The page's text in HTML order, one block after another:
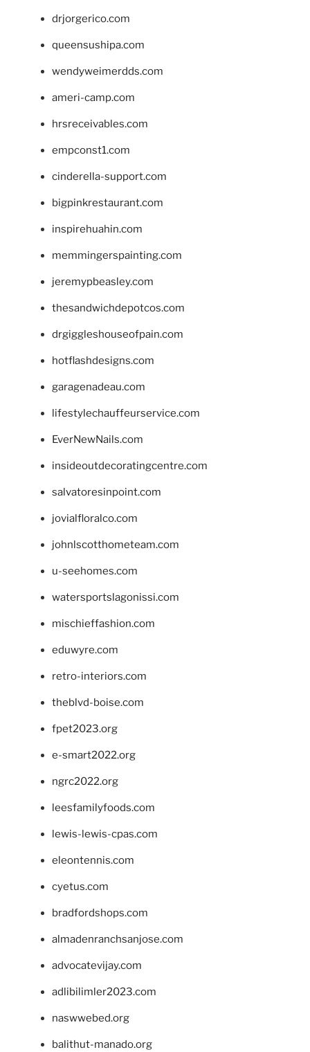
drjorgerico.com
queensushipa.com
wendyweimerdds.com
ameri-camp.com
hrsreceivables.com
empconst1.com
cinderella-support.com
bigpinkrestaurant.com
inspirehuahin.com
memmingerspainting.com
jeremypbeasley.com
thesandwichdepotcos.com
drgiggleshouseofpain.com
hotflashdesigns.com
garagenadeau.com
lifestylechauffeurservice.com
EverNewNails.com
insideoutdecoratingcentre.com
salvatoresinpoint.com
jovialfloralco.com
johnlscotthometeam.com
u-seehomes.com
watersportslagonissi.com
mischieffashion.com
eduwyre.com
retro-interiors.com
theblvd-boise.com
fpet2023.org
e-smart2022.org
ngrc2022.org
leesfamilyfoods.com
lewis-lewis-cpas.com
eleontennis.com
cyetus.com
bradfordshops.com
almadenranchsanjose.com
advocatevijay.com
adlibilimler2023.com
naswwebed.org
balithut-manado.org